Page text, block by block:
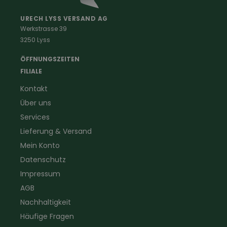
Schreinerbekleidung
Handwerker
Landwirtschaft
Kaminfeger
Gartenbau
Sanitär
Elektriker- und Installateur
Logistikbekleidung
URECH LYSS VERSAND AG
Werkstrasse 39
3250 Lyss
ÖFFNUNGSZEITEN
FILIALE
Kontakt
Über uns
Services
Lieferung & Versand
Mein Konto
Datenschutz
Impressum
AGB
Nachhaltigkeit
Häufige Fragen